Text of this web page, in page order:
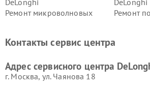
DeLonghi
DeLonghi
Ремонт микроволновых
Ремонт
DeLonghi
DeLonghi
Контакты сервис центра
Адрес сервисного центра
г. Москва, ул. Чаянова 18